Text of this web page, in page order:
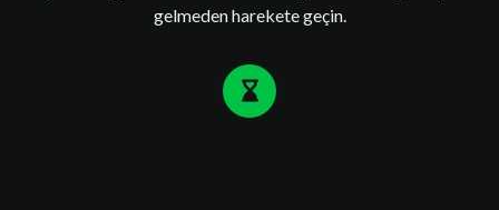
gelmeden harekete geçin.